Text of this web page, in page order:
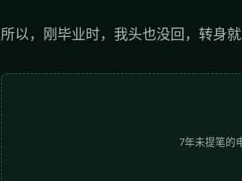
所以，刚毕业时，我头也没回，转身
7年未提笔的